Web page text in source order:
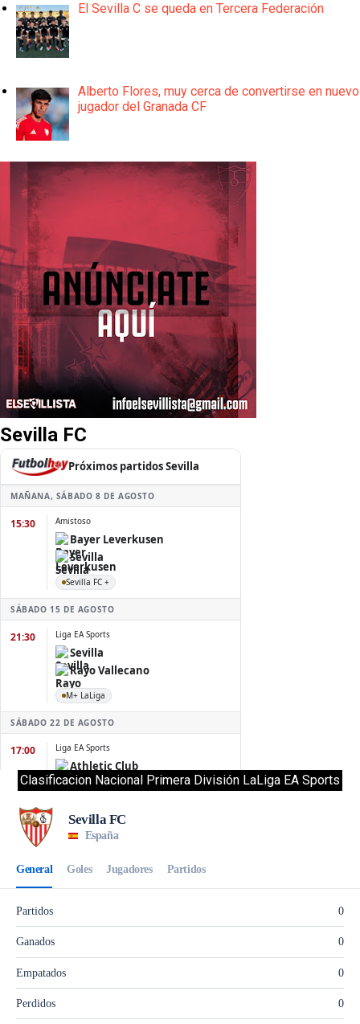
El Sevilla C se queda en Tercera Federación
Alberto Flores, muy cerca de convertirse en nuevo
jugador del Granada CF
Sevilla FC
Clasificacion Nacional Primera División LaLiga EA Sports